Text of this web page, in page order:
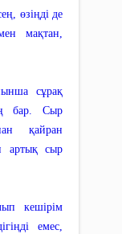
өзіңді де
мақтан,
сұрақ
бар. Сыр
қайран
артық сыр
кешірім
емес,